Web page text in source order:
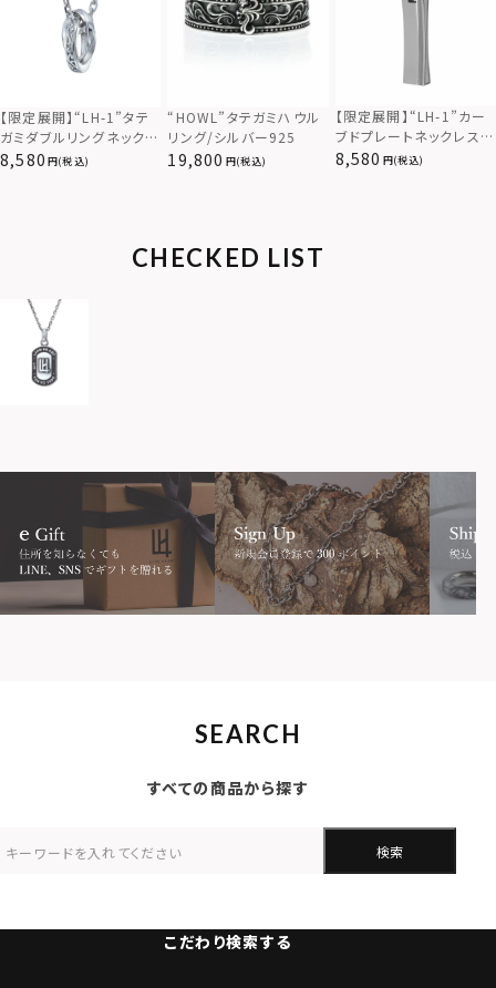
【限定展開】“LH-1”タテ
ガミダブルリングネックレ
ス（ツイスト/シルバー）/
8,580 (税込)
“HOWL”タテガミハウル
リング/シルバー925
19,800 (税込)
【限定展開】“LH-1”カー
ブドプレートネックレス/
サージカルステンレス（金
8,580 (税込)
CHECKED LIST
SEARCH
すべての商品から探す
検索
こだわり検索する